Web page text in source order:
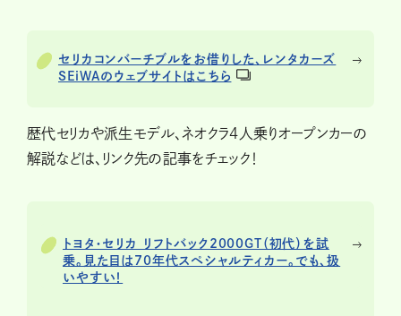
セリカコンバーチブルをお借りした、レンタカーズ
SEiWAのウェブサイトはこちら
歴代セリカや派生モデル、ネオクラ4人乗りオープンカーの
解説などは、リンク先の記事をチェック！
トヨタ・セリカ リフトバック2000GT（初代）を試
乗。見た目は70年代スペシャルティカー。でも、扱
いやすい！